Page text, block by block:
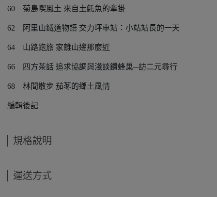
60 菊島喫風土 來自土魠魚的牽掛
62 阿里山鐵道物語 交力坪車站：小站站長的一天
64 山路跑旅 家離山邊那麼近
66 四方茶話 追求協調與淺談鑽蜂巢─訪二元尋行
68 林間散步 茄苳的鄉土風情
編輯後記
規格說明
運送方式